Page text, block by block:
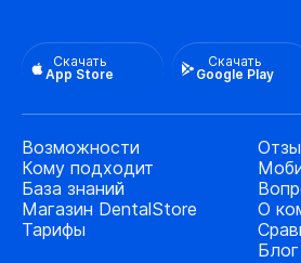
Скачать
App Store
Скачать
Google Play
Возможности
Кому подходит
База знаний
Магазин DentalStore
Тарифы
О
Блог